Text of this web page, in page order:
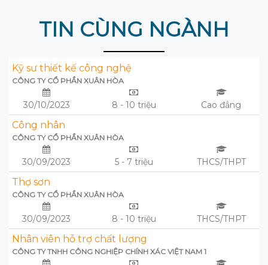
TIN CÙNG NGÀNH
Kỹ sư thiết kế công nghệ
CÔNG TY CỔ PHẦN XUÂN HÒA
30/10/2023 8 - 10 triệu Cao đẳng
Công nhân
CÔNG TY CỔ PHẦN XUÂN HÒA
30/09/2023 5 - 7 triệu THCS/THPT
Thợ sơn
CÔNG TY CỔ PHẦN XUÂN HÒA
30/09/2023 8 - 10 triệu THCS/THPT
Nhân viên hỗ trợ chất lượng
CÔNG TY TNHH CÔNG NGHIỆP CHÍNH XÁC VIỆT NAM 1